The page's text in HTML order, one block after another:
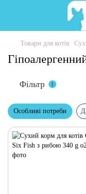
Товари для котів
Фільтр 1
Особливі потреби